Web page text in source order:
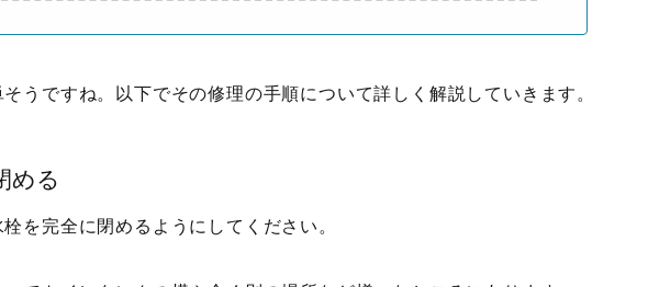
うですね。以下でその修理の手順について詳しく解説していきます。
める
を完全に閉めるようにしてください。